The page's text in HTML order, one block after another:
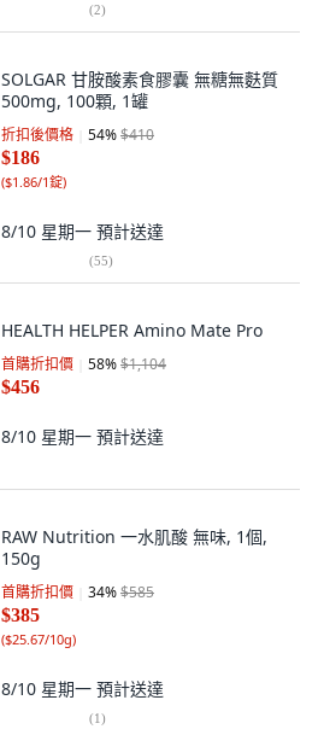
(2)
SOLGAR 甘胺酸素食膠囊 無糖無麩質
500mg, 100顆, 1罐
折扣後價格 54%$410
$186
($1.86/1錠)
8/10 星期一 預計送達
(55)
HEALTH HELPER Amino Mate Pro
首購折扣價 58%$1,104
$456
8/10 星期一 預計送達
RAW Nutrition 一水肌酸 無味, 1個,
150g
首購折扣價 34%$585
$385
($25.67/10g)
8/10 星期一 預計送達
(1)